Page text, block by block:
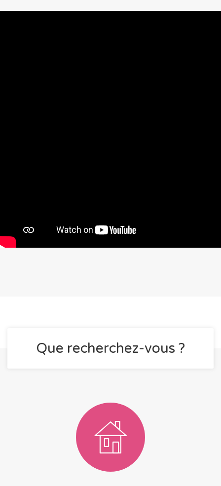
Que recherchez-vous ?